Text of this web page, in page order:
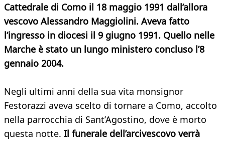
Cattedrale di Como il 18 maggio 1991 dall’allora
vescovo Alessandro Maggiolini. Aveva fatto
l’ingresso in diocesi il 9 giugno 1991. Quello nelle
Marche è stato un lungo ministero concluso l’8
gennaio 2004.
Negli ultimi anni della sua vita monsignor
Festorazzi aveva scelto di tornare a Como, accolto
nella parrocchia di Sant’Agostino, dove è morto
questa notte. Il funerale dell’arcivescovo verrà